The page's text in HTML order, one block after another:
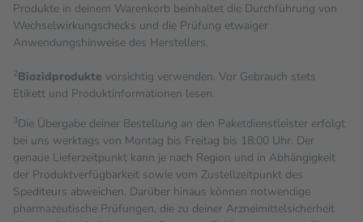
Produkte in deinem Warenkorb beinhaltet die Durchführung von
Wechselwirkungschecks und die Prüfung etwaiger
Anwendungshinweise des Herstellers.
2Biozidprodukte vorsichtig verwenden. Vor Gebrauch stets
Etikett und Produktinformationen lesen.
3Die Übergabe deiner Bestellung an den Paketdienstleister erfolgt
bei uns werktags von Montag bis Freitag bis 18:00 Uhr. Der
genaue Lieferzeitpunkt kann je nach Region und in Abhängigkeit
der Produktverfügbarkeit sowie vom Zustellzeitpunkt des
Spediteurs abweichen. Darüber hinaus können notwendige
pharmazeutische Prüfungen, die zu deiner Arzneimittelsicherheit